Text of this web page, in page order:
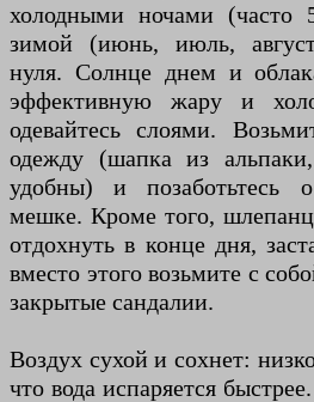
холодными ночами
зимой (июнь, июль,
нуля. Солнце днем и
эффективную жару и
одевайтесь слоями.
одежду (шапка из
удобны) и позаботьтесь
мешке. Кроме того,
отдохнуть в конце дня,
вместо этого возьмите с
закрытые сандалии.
Воздух сухой и сохнет:
что вода испаряется